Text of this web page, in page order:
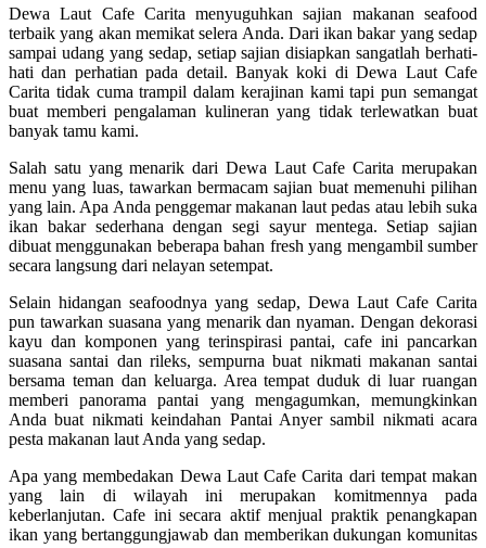
Dewa Laut Cafe Carita menyuguhkan sajian makanan seafood
terbaik yang akan memikat selera Anda. Dari ikan bakar yang sedap
sampai udang yang sedap, setiap sajian disiapkan sangatlah berhati-
hati dan perhatian pada detail. Banyak koki di Dewa Laut Cafe
Carita tidak cuma trampil dalam kerajinan kami tapi pun semangat
buat memberi pengalaman kulineran yang tidak terlewatkan buat
banyak tamu kami.
Salah satu yang menarik dari Dewa Laut Cafe Carita merupakan
menu yang luas, tawarkan bermacam sajian buat memenuhi pilihan
yang lain. Apa Anda penggemar makanan laut pedas atau lebih suka
ikan bakar sederhana dengan segi sayur mentega. Setiap sajian
dibuat menggunakan beberapa bahan fresh yang mengambil sumber
secara langsung dari nelayan setempat.
Selain hidangan seafoodnya yang sedap, Dewa Laut Cafe Carita
pun tawarkan suasana yang menarik dan nyaman. Dengan dekorasi
kayu dan komponen yang terinspirasi pantai, cafe ini pancarkan
suasana santai dan rileks, sempurna buat nikmati makanan santai
bersama teman dan keluarga. Area tempat duduk di luar ruangan
memberi panorama pantai yang mengagumkan, memungkinkan
Anda buat nikmati keindahan Pantai Anyer sambil nikmati acara
pesta makanan laut Anda yang sedap.
Apa yang membedakan Dewa Laut Cafe Carita dari tempat makan
yang lain di wilayah ini merupakan komitmennya pada
keberlanjutan. Cafe ini secara aktif menjual praktik penangkapan
ikan yang bertanggungjawab dan memberikan dukungan komunitas